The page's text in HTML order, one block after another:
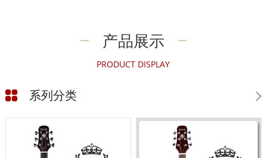
产品展示
PRODUCT DISPLAY
系列分类